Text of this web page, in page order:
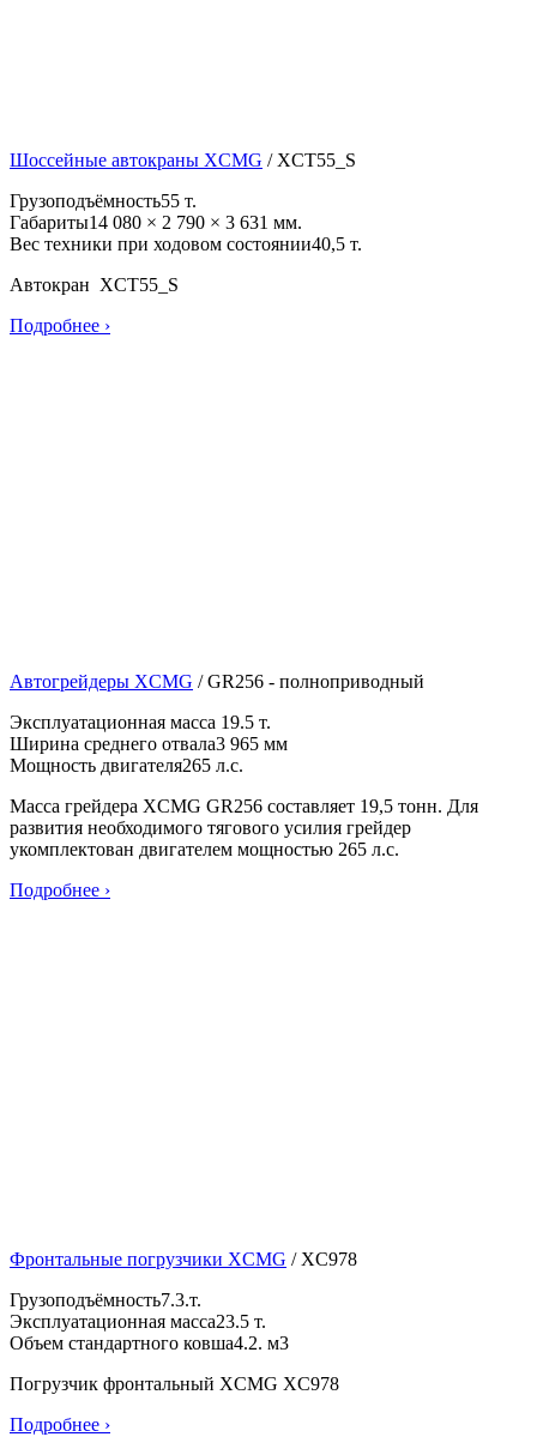
Шоссейные автокраны XCMG / XCT55_S
Грузоподъёмность55 т.
Габариты14 080 × 2 790 × 3 631 мм.
Вес техники при ходовом состоянии40,5 т.
Автокран XCT55_S
Подробнее ›
Автогрейдеры XCMG /GR256 - полноприводный
Эксплуатационная масса 19.5 т.
Ширина среднего отвала3 965 мм
Мощность двигателя265 л.с.
Масса грейдера XCMG GR256 составляет 19,5 тонн. Для
развития необходимого тягового усилия грейдер
укомплектован двигателем мощностью 265 л.с.
Подробнее ›
Фронтальные погрузчики XCMG / XC978
Грузоподъёмность7.3.т.
Эксплуатационная масса23.5 т.
Объем стандартного ковша4.2. м3
Погрузчик фронтальный XCMG XC978
Подробнее ›